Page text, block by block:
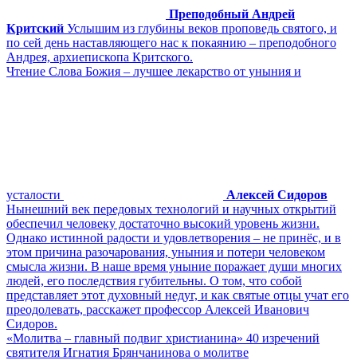
Преподобный Андрей
Критский Услышим из глубины веков проповедь святого, и
по сей день наставляющего нас к покаянию – преподобного
Андрея, архиепископа Критского.
Чтение Слова Божия – лучшее лекарство от уныния и
усталости
Алексей Сидоров
Нынешний век передовых технологий и научных открытий
обеспечил человеку достаточно высокий уровень жизни.
Однако истинной радости и удовлетворения – не принёс, и в
этом причина разочарования, уныния и потери человеком
смысла жизни. В наше время уныние поражает души многих
людей, его последствия губительны. О том, что собой
представляет этот духовный недуг, и как святые отцы учат его
преодолевать, расскажет профессор Алексей Иванович
Сидоров.
«Молитва – главный подвиг христианина» 40 изречений
святителя Игнатия Брянчанинова о молитве